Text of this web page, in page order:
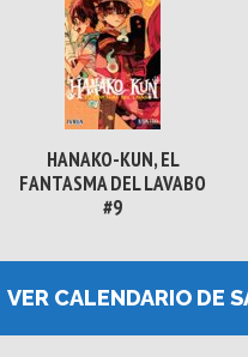
HANAKO-KUN, EL
FANTASMA DEL LAVABO
#9
VER CALENDARIO DE